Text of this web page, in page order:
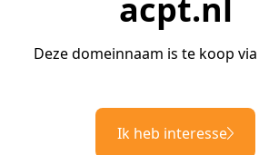
acpt.nl
Deze domeinnaam is te koop
Ik heb interesse